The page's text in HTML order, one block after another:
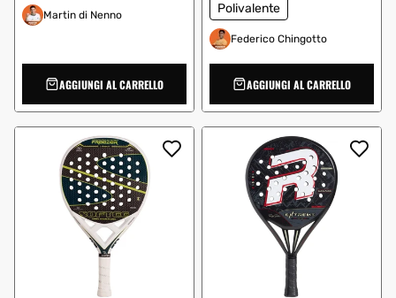
Martin di Nenno
AGGIUNGI AL CARRELLO
Polivalente
Federico Chingotto
AGGIUNGI AL CARRELLO